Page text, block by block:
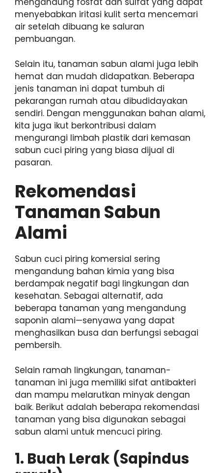
menyebabkan iritasi kulit serta mencemari
air setelah dibuang ke saluran
pembuangan.
Selain itu, tanaman sabun alami juga lebih
hemat dan mudah didapatkan. Beberapa
jenis tanaman ini dapat tumbuh di
pekarangan rumah atau dibudidayakan
sendiri. Dengan menggunakan bahan alami,
kita juga ikut berkontribusi dalam
mengurangi limbah plastik dari kemasan
sabun cuci piring yang biasa dijual di
pasaran.
Rekomendasi
Tanaman Sabun
Alami
Sabun cuci piring komersial sering
mengandung bahan kimia yang bisa
berdampak negatif bagi lingkungan dan
kesehatan. Sebagai alternatif, ada
beberapa tanaman yang mengandung
saponin alami—senyawa yang dapat
menghasilkan busa dan berfungsi sebagai
pembersih.
Selain ramah lingkungan, tanaman-
tanaman ini juga memiliki sifat antibakteri
dan mampu melarutkan minyak dengan
baik. Berikut adalah beberapa rekomendasi
tanaman yang bisa digunakan sebagai
sabun alami untuk mencuci piring.
1. Buah Lerak (Sapindus